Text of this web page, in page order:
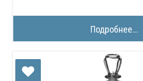
Подробнее...